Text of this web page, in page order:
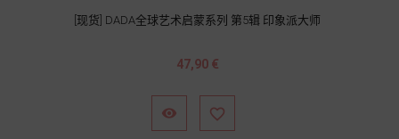
[现货] DADA全球艺术启蒙系列 第5辑 印象派大师
Prix
47,90 €
 